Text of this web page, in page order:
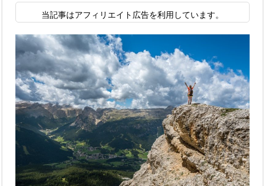
当記事はアフィリエイト広告を利用しています。